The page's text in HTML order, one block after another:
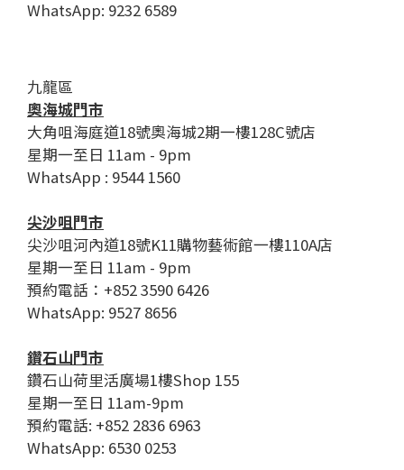
WhatsApp: 9232 6589
九龍區
奧海城門市
大角咀海庭道18號奧海城2期一樓128C號店
星期一至日 11am - 9pm
WhatsApp : 9544 1560
尖沙咀門市
尖沙咀河內道18號K11購物藝術館一樓110A店
星期一至日 11am - 9pm
預約電話：+852 3590 6426
WhatsApp: 9527 8656
鑽石山門市
鑽石山荷里活廣場1樓Shop 155
星期一至日 11am-9pm
預約電話: +852 2836 6963
WhatsApp: 6530 0253